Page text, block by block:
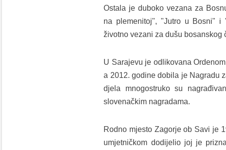
Ostala je duboko vezana za
na plemenitoj", "Jutro u Bosni"
životno vezani za dušu bosanskog
U Sarajevu je odlikovana
a 2012. godine dobila je Nagradu
djela mnogostruko su
slovenačkim nagradama.
Rodno mjesto Zagorje ob Savi je
umjetničkom dodijelio joj je